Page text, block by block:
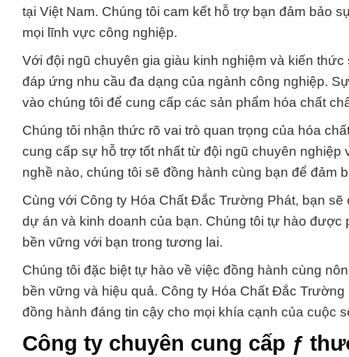
tại Việt Nam. Chúng tôi cam kết hỗ trợ bạn đảm bảo
mọi lĩnh vực công nghiệp.
Với đội ngũ chuyên gia giàu kinh nghiệm và kiến
đáp ứng nhu cầu đa dạng của ngành công nghiệp.
vào chúng tôi để cung cấp các sản phẩm hóa chất
Chúng tôi nhận thức rõ vai trò quan trọng của hóa
cung cấp sự hỗ trợ tốt nhất từ đội ngũ chuyên
nghề nào, chúng tôi sẽ đồng hành cùng bạn để đảm
Cùng với Công ty Hóa Chất Đắc Trường Phát, bạn
dự án và kinh doanh của bạn. Chúng tôi tự hào
bền vững với bạn trong tương lai.
Chúng tôi đặc biệt tự hào về việc đồng hành cùng
bền vững và hiệu quả. Công ty Hóa Chất Đắc
đồng hành đáng tin cậy cho mọi khía cạnh của cuộc
Công ty chuyên cung cấp ƒ